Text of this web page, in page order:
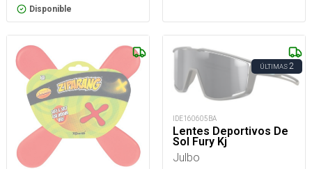
Disponible
ÚLTIMAS2
IDE160605BA
Lentes Deportivos De
Sol Fury Kj
Julbo